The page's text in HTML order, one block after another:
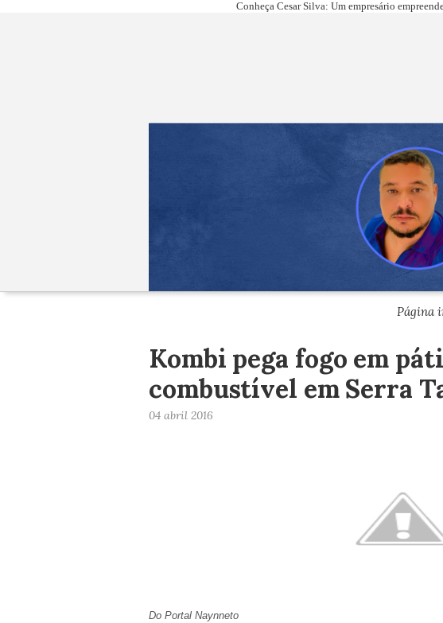
Conheça Cesar Silva: Um empresário
Página
Kombi pega fogo em
combustível em Serra
04 abril 2016
Do Portal Naynneto